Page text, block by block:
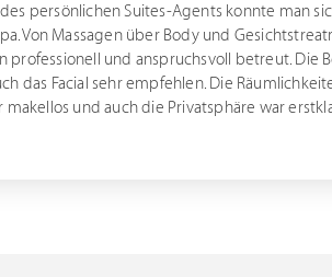
persönlichen Suites-Agents konnte man
Von Massagen über Body und
professionell und anspruchsvoll betreut. Die
das Facial sehr empfehlen. Die
und auch die Privatsphäre war